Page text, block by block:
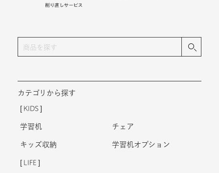
カテゴリから探す
KIDS
学習机 チェア
キッズ収納 学習机オプション
LIFE